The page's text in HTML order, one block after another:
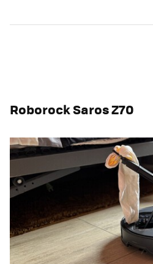
Roborock Saros Z70